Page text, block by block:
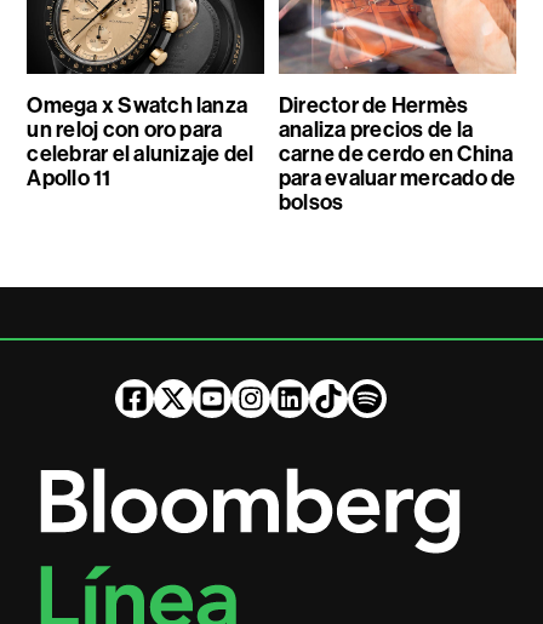
Omega x Swatch lanza
un reloj con oro para
celebrar el alunizaje del
Apollo 11
Director de Hermès
analiza precios de la
carne de cerdo en China
para evaluar mercado de
bolsos